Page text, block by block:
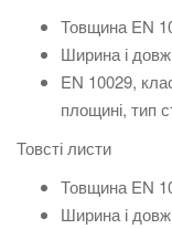
Товщина EN
Ширина і
EN 10029,
площині, тип
Товсті листи
Товщина EN
Ширина і